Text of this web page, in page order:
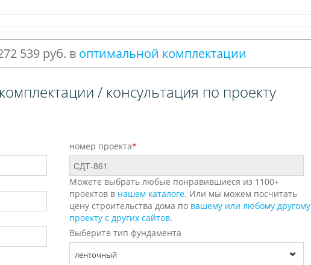
539 руб. в оптимальной комплектации
/ консультация по проекту
номер проекта*
Можете выбрать любые понравившиеся из 1100+
проектов в нашем каталоге. Или мы можем посчитать
цену строительства дома по вашему или любому другому
проекту с других сайтов.
Выберите тип фундамента
ленточный